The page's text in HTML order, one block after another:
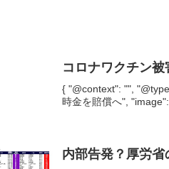
コロナワクチン
{ "@context": "",
時金を賠償へ",
内部告発？厚労